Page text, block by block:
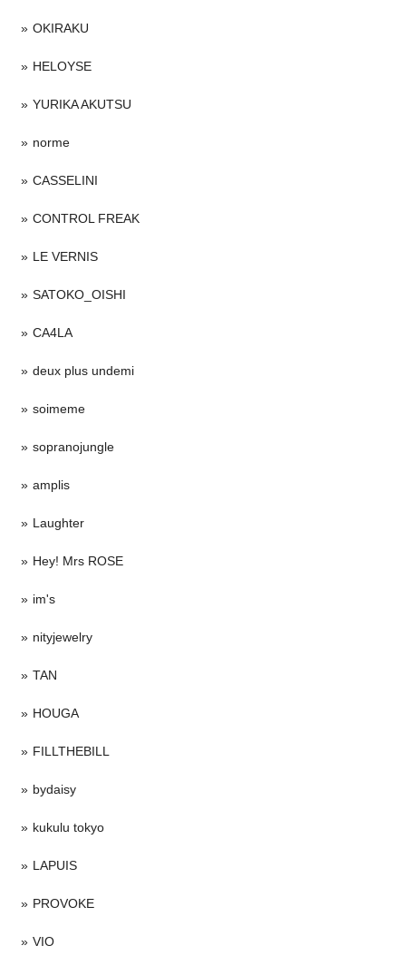
OKIRAKU
HELOYSE
YURIKA AKUTSU
norme
CASSELINI
CONTROL FREAK
LE VERNIS
SATOKO_OISHI
CA4LA
deux plus undemi
soimeme
sopranojungle
amplis
Laughter
Hey! Mrs ROSE
im's
nityjewelry
TAN
HOUGA
FILLTHEBILL
bydaisy
kukulu tokyo
LAPUIS
PROVOKE
VIO